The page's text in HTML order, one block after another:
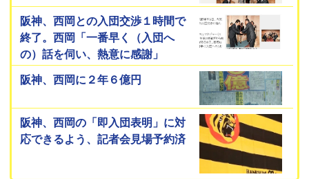
阪神、西岡との入団交渉１時間で
終了。西岡「一番早く（入団へ
の）話を伺い、熱意に感謝」
阪神、西岡に２年６億円
阪神、西岡の「即入団表明」に対
応できるよう、記者会見場予約済